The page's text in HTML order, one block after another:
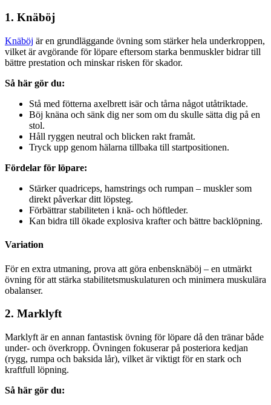
1. Knäböj
Knäböj är en grundläggande övning som stärker hela underkroppen,
vilket är avgörande för löpare eftersom starka benmuskler bidrar till
bättre prestation och minskar risken för skador.
Så här gör du:
Stå med fötterna axelbrett isär och tårna något utåtriktade.
Böj knäna och sänk dig ner som om du skulle sätta dig på en
stol.
Håll ryggen neutral och blicken rakt framåt.
Tryck upp genom hälarna tillbaka till startpositionen.
Fördelar för löpare:
Stärker quadriceps, hamstrings och rumpan – muskler som
direkt påverkar ditt löpsteg.
Förbättrar stabiliteten i knä- och höftleder.
Kan bidra till ökade explosiva krafter och bättre backlöpning.
Variation
För en extra utmaning, prova att göra enbensknäböj – en utmärkt
övning för att stärka stabilitetsmuskulaturen och minimera muskulära
obalanser.
2. Marklyft
Marklyft är en annan fantastisk övning för löpare då den tränar både
under- och överkropp. Övningen fokuserar på posteriora kedjan
(rygg, rumpa och baksida lår), vilket är viktigt för en stark och
kraftfull löpning.
Så här gör du: